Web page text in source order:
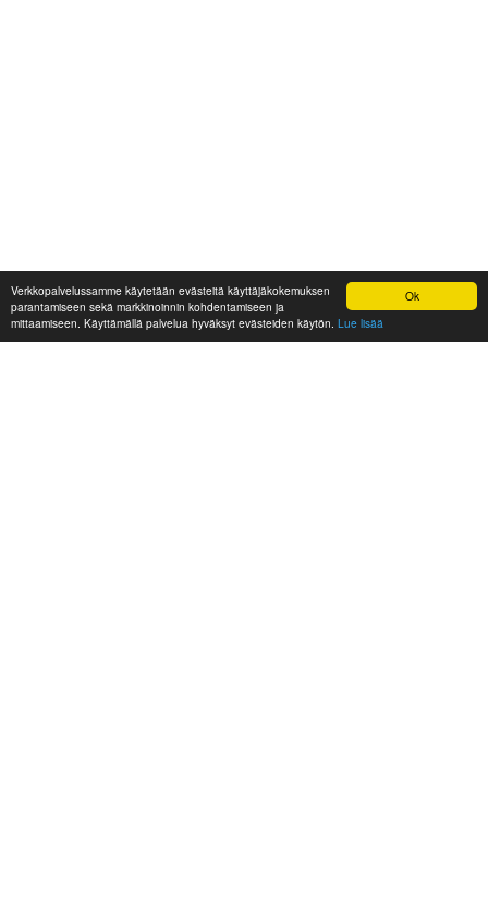
Ok
Verkkopalvelussamme käytetään evästeitä käyttäjäkokemuksen
parantamiseen sekä markkinoinnin kohdentamiseen ja
mittaamiseen. Käyttämällä palvelua hyväksyt evästeiden käytön. Lue lisää